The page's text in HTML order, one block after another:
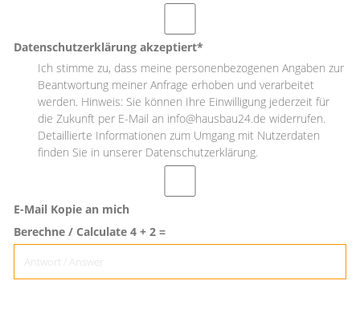
Datenschutzerklärung akzeptiert*
Ich stimme zu, dass meine personenbezogenen Angaben zur
Beantwortung meiner Anfrage erhoben und verarbeitet
werden. Hinweis: Sie können Ihre Einwilligung jederzeit für
die Zukunft per E-Mail an info@hausbau24.de widerrufen.
Detaillierte Informationen zum Umgang mit Nutzerdaten
finden Sie in unserer Datenschutzerklärung.
E-Mail Kopie an mich
Berechne / Calculate 4 + 2 =